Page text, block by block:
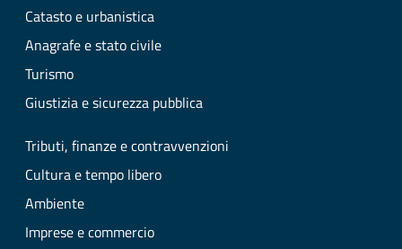
Catasto e urbanistica
Anagrafe e stato civile
Turismo
Giustizia e sicurezza pubblica
Tributi, finanze e contravvenzioni
Cultura e tempo libero
Ambiente
Imprese e commercio